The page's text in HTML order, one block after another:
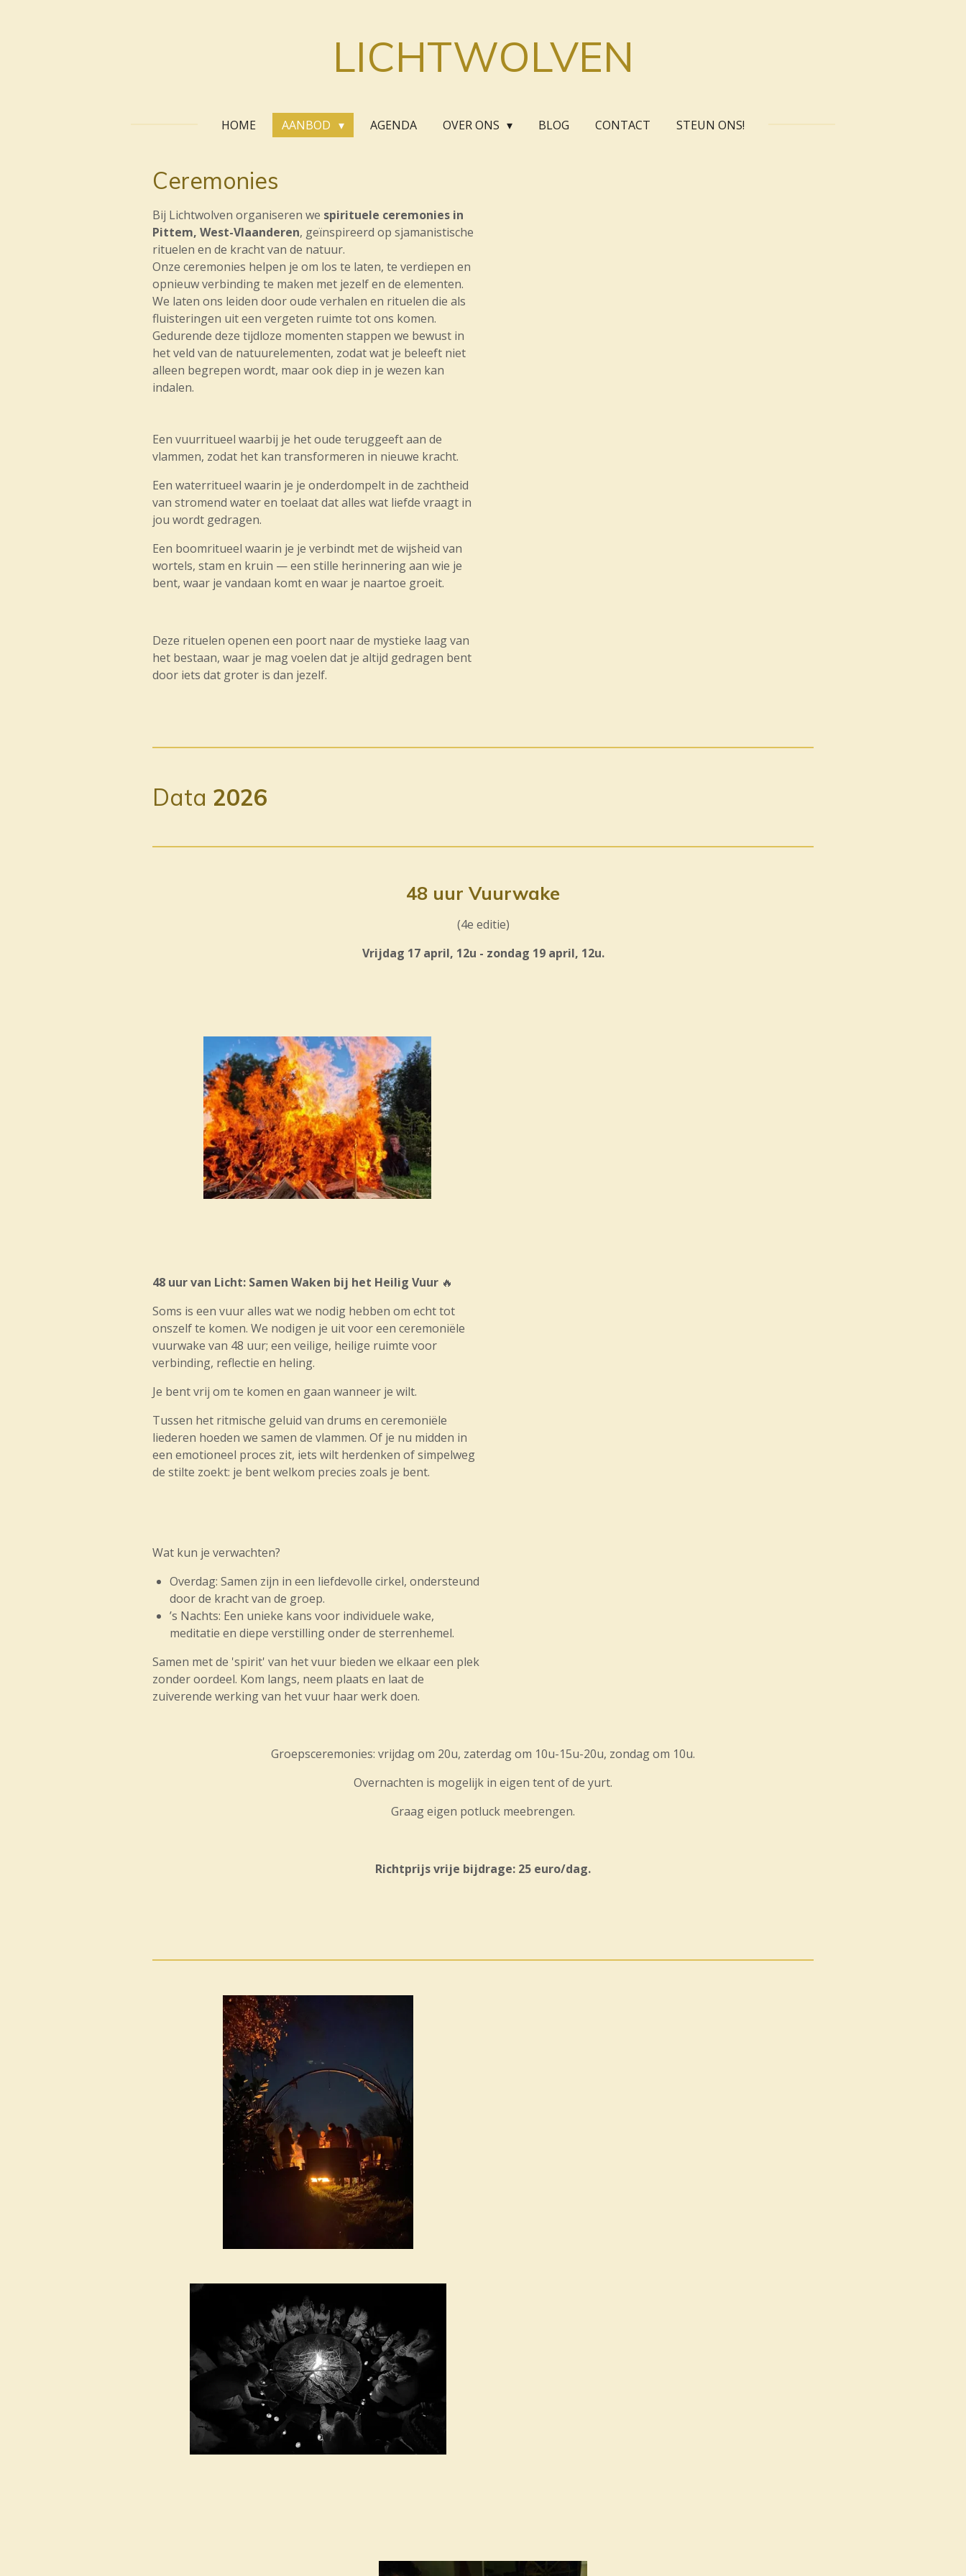
LICHTWOLVEN
HOME AANBOD AGENDA OVER ONS BLOG CONTACT STEUN ONS!
Ceremonies
Bij Lichtwolven organiseren we spirituele ceremonies in
Pittem, West-Vlaanderen, geïnspireerd op sjamanistische
rituelen en de kracht van de natuur.
Onze ceremonies helpen je om los te laten, te verdiepen en
opnieuw verbinding te maken met jezelf en de elementen.
We laten ons leiden door oude verhalen en rituelen die als
fluisteringen uit een vergeten ruimte tot ons komen.
Gedurende deze tijdloze momenten stappen we bewust in
het veld van de natuurelementen, zodat wat je beleeft niet
alleen begrepen wordt, maar ook diep in je wezen kan
indalen.
Een vuurritueel waarbij je het oude teruggeeft aan de
vlammen, zodat het kan transformeren in nieuwe kracht.
Een waterritueel waarin je je onderdompelt in de zachtheid
van stromend water en toelaat dat alles wat liefde vraagt in
jou wordt gedragen.
Een boomritueel waarin je je verbindt met de wijsheid van
wortels, stam en kruin — een stille herinnering aan wie je
bent, waar je vandaan komt en waar je naartoe groeit.
Deze rituelen openen een poort naar de mystieke laag van
het bestaan, waar je mag voelen dat je altijd gedragen bent
door iets dat groter is dan jezelf.
Data 2026
48 uur Vuurwake
(4e editie)
Vrijdag 17 april, 12u - zondag 19 april, 12u.
48 uur van Licht: Samen Waken bij het Heilig Vuur 🔥
Soms is een vuur alles wat we nodig hebben om echt tot
onszelf te komen. We nodigen je uit voor een ceremoniële
vuurwake van 48 uur; een veilige, heilige ruimte voor
verbinding, reflectie en heling.
Je bent vrij om te komen en gaan wanneer je wilt.
Tussen het ritmische geluid van drums en ceremoniële
liederen hoeden we samen de vlammen. Of je nu midden in
een emotioneel proces zit, iets wilt herdenken of simpelweg
de stilte zoekt: je bent welkom precies zoals je bent.
Wat kun je verwachten?
Overdag: Samen zijn in een liefdevolle cirkel, ondersteund
door de kracht van de groep.
’s Nachts: Een unieke kans voor individuele wake,
meditatie en diepe verstilling onder de sterrenhemel.
Samen met de 'spirit' van het vuur bieden we elkaar een plek
zonder oordeel. Kom langs, neem plaats en laat de
zuiverende werking van het vuur haar werk doen.
Groepsceremonies: vrijdag om 20u, zaterdag om 10u-15u-20u, zondag om 10u.
Overnachten is mogelijk in eigen tent of de yurt.
Graag eigen potluck meebrengen.
Richtprijs vrije bijdrage: 25 euro/dag.